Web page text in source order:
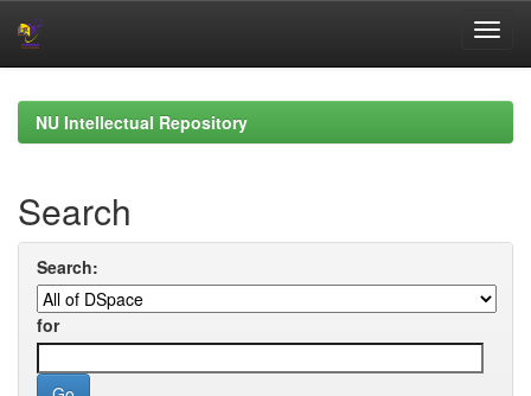
navigationNU Intellectual Repository
Search
Search:
for